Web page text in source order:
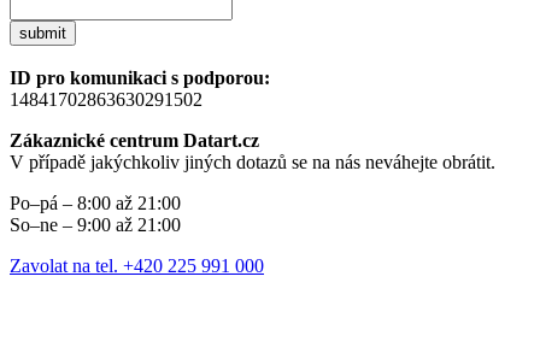
submit
ID pro komunikaci s podporou:
14841702863630291502
Zákaznické centrum Datart.cz
V případě jakýchkoliv jiných dotazů se na nás neváhejte obrátit.
Po–pá – 8:00 až 21:00
So–ne – 9:00 až 21:00
Zavolat na tel. +420 225 991 000